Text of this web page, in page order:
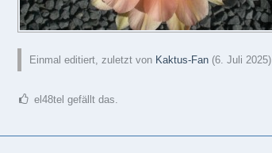
Einmal editiert, zuletzt von Kaktus-Fan (6. Juli 2025)
el48tel gefällt das.